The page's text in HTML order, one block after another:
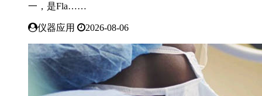
一，是Fla……
仪器应用 2026-08-06